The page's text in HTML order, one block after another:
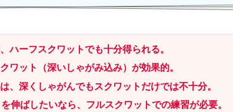
ハーフスクワットでも十分得られる。
ワット （深いしゃがみ込み） が効果的。
、 深くしゃがんでも スクワットだけでは不十分。
を伸ばしたいなら、フルスクワットでの練習が必要。